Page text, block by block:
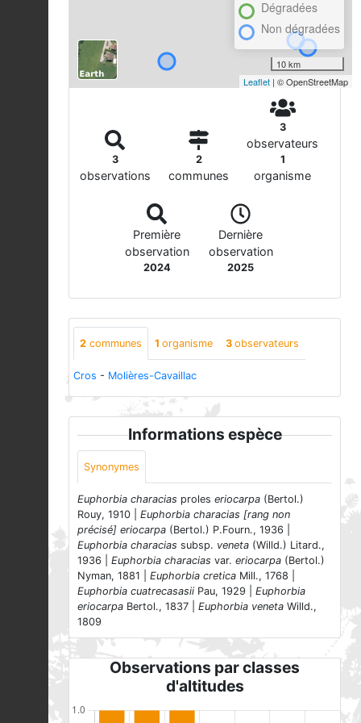
Dégradées
Non dégradées
10 km
Leaflet | © OpenStreetMap
3
observations
2
communes
3
observateurs
1
organisme
Première
observation
2024
Dernière
observation
2025
2 communes 1 organisme 3 observateurs
Cros - Molières-Cavaillac
Informations espèce
Synonymes
Euphorbia characias proles eriocarpa (Bertol.)
Rouy, 1910 | Euphorbia characias [rang non
précisé] eriocarpa (Bertol.) P.Fourn., 1936 |
Euphorbia characias subsp. veneta (Willd.) Litard.,
1936 | Euphorbia characias var. eriocarpa (Bertol.)
Nyman, 1881 | Euphorbia cretica Mill., 1768 |
Euphorbia cuatrecasasii Pau, 1929 | Euphorbia
eriocarpa Bertol., 1837 | Euphorbia veneta Willd.,
1809
Observations par classes
d'altitudes